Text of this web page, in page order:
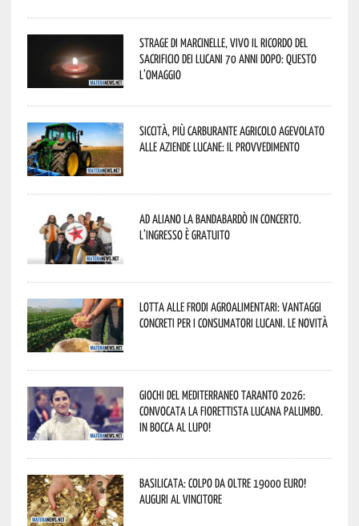
Strage di Marcinelle, vivo il ricordo del
sacrificio dei lucani 70 anni dopo: questo
l’omaggio
Siccità, più carburante agricolo agevolato
alle aziende lucane: il provvedimento
Ad Aliano la Bandabardò in concerto.
L’ingresso è gratuito
Lotta alle frodi agroalimentari: vantaggi
concreti per i consumatori lucani. Le novità
Giochi del Mediterraneo Taranto 2026:
convocata la fiorettista lucana Palumbo.
In bocca al lupo!
Basilicata: colpo da oltre 19000 Euro!
Auguri al vincitore